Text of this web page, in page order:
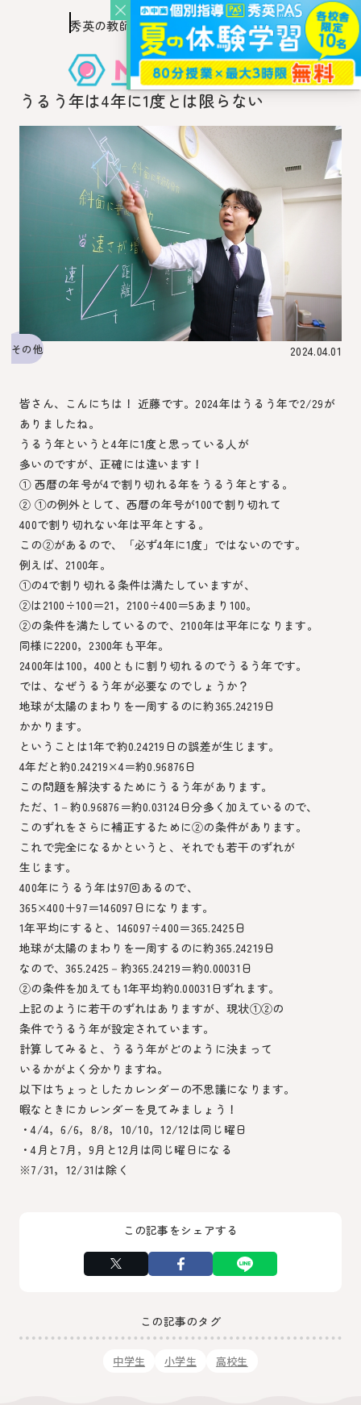
このページの本文へ移動
秀英の教師を知り、
秀英の教師から教わるウェブ・メディア
うるう年は4年に1度とは限らない
その他 2024.04.01
皆さん、こんにちは！ 近藤です。2024年はうるう年で2/29が
ありましたね。
うるう年というと4年に1度と思っている人が
多いのですが、正確には違います！
① 西暦の年号が4で割り切れる年をうるう年とする。
② ①の例外として、西暦の年号が100で割り切れて
400で割り切れない年は平年とする。
この②があるので、「必ず4年に1度」ではないのです。
例えば、2100年。
①の4で割り切れる条件は満たしていますが、
②は2100÷100＝21，2100÷400＝5あまり100。
②の条件を満たしているので、2100年は平年になります。
同様に2200，2300年も平年。
2400年は100，400ともに割り切れるのでうるう年です。
では、なぜうるう年が必要なのでしょうか？
地球が太陽のまわりを一周するのに約365.24219日
かかります。
ということは1年で約0.24219日の誤差が生じます。
4年だと約0.24219×4＝約0.96876日
この問題を解決するためにうるう年があります。
ただ、1－約0.96876＝約0.03124日分多く加えているので、
このずれをさらに補正するために②の条件があります。
これで完全になるかというと、それでも若干のずれが
生じます。
400年にうるう年は97回あるので、
365×400＋97＝146097日になります。
1年平均にすると、146097÷400＝365.2425日
地球が太陽のまわりを一周するのに約365.24219日
なので、365.2425－約365.24219＝約0.00031日
②の条件を加えても1年平均約0.00031日ずれます。
上記のように若干のずれはありますが、現状①②の
条件でうるう年が設定されています。
計算してみると、うるう年がどのように決まって
いるかがよく分かりますね。
以下はちょっとしたカレンダーの不思議になります。
暇なときにカレンダーを見てみましょう！
・4/4，6/6，8/8，10/10，12/12は同じ曜日
・4月と7月，9月と12月は同じ曜日になる
※7/31，12/31は除く
この記事をシェアする
この記事のタグ
中学生 小学生 高校生